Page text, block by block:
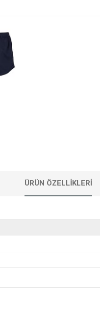
ÜRÜN ÖZELLIKLERI